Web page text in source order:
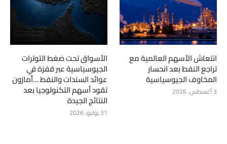
انتعاش الأسهم العالمية مع
تراجع النفط بعد انحسار
المخاوف الجيوسياسية
3 أغسطس، 2026
الأسواق تحت ضغط التوترات
الجيوسياسية عبر قفزة في
عوائد السندات والنفط …أمازون
تقود أسهم التكنولوجيا بعد
النتائج الجيدة
31 يوليو، 2026